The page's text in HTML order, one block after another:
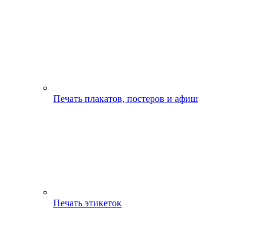
Печать плакатов, постеров и афиш
Печать этикеток